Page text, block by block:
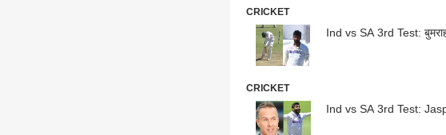
CRICKET
Ind vs SA 3rd Test:
CRICKET
Ind vs SA 3rd Test: